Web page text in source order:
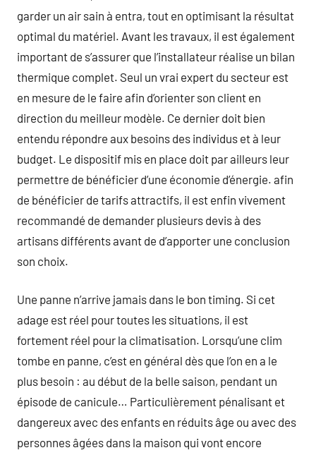
garder un air sain à entra, tout en optimisant la résultat
optimal du matériel. Avant les travaux, il est également
important de s’assurer que l’installateur réalise un bilan
thermique complet. Seul un vrai expert du secteur est
en mesure de le faire afin d’orienter son client en
direction du meilleur modèle. Ce dernier doit bien
entendu répondre aux besoins des individus et à leur
budget. Le dispositif mis en place doit par ailleurs leur
permettre de bénéficier d’une économie d’énergie. afin
de bénéficier de tarifs attractifs, il est enfin vivement
recommandé de demander plusieurs devis à des
artisans différents avant de d’apporter une conclusion
son choix.
Une panne n’arrive jamais dans le bon timing. Si cet
adage est réel pour toutes les situations, il est
fortement réel pour la climatisation. Lorsqu’une clim
tombe en panne, c’est en général dès que l’on en a le
plus besoin : au début de la belle saison, pendant un
épisode de canicule… Particulièrement pénalisant et
dangereux avec des enfants en réduits âge ou avec des
personnes âgées dans la maison qui vont encore